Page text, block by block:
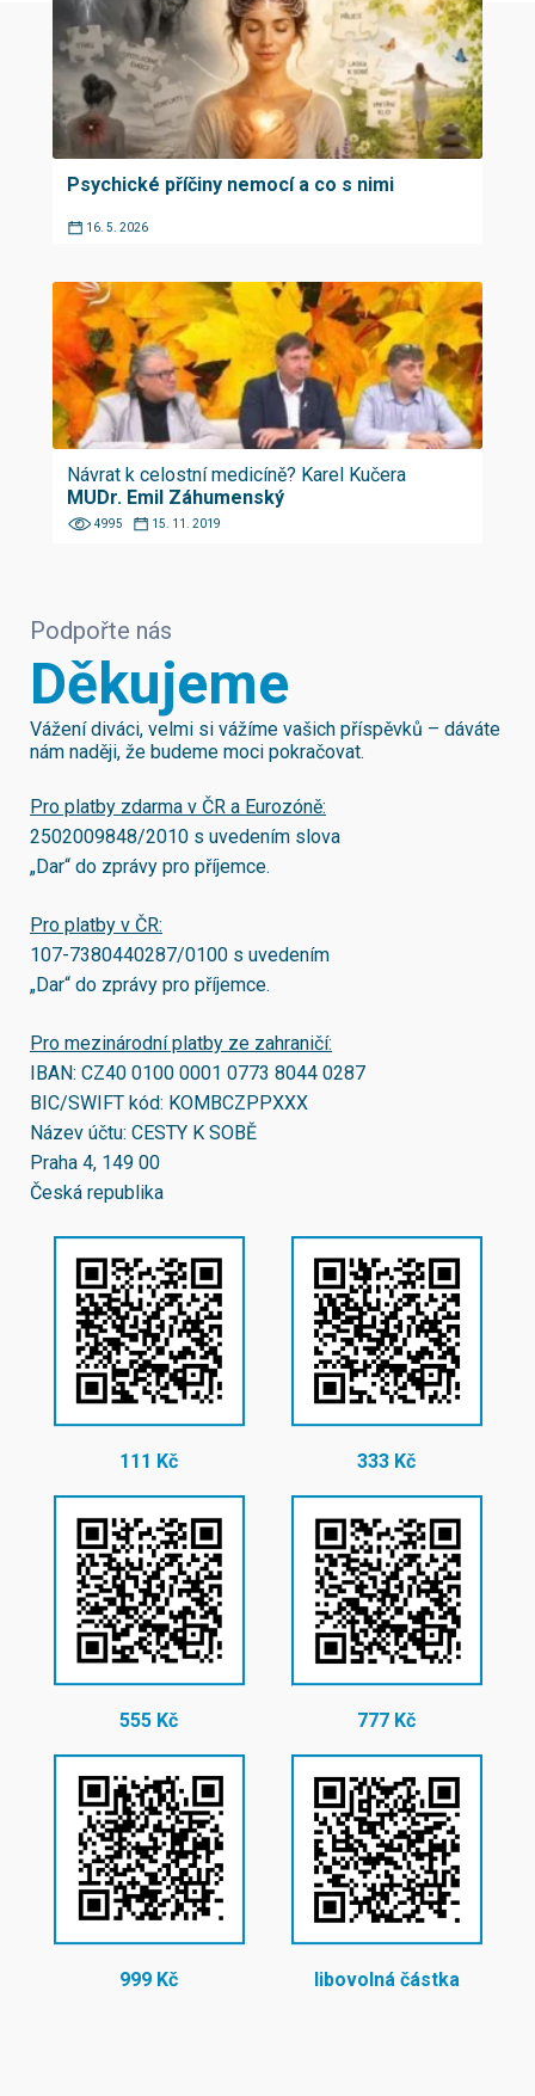
Psychické příčiny nemocí a co s nimi
16. 5. 2026
Návrat k celostní medicíně? Karel Kučera
MUDr. Emil Záhumenský
4995 15. 11. 2019
Podpořte nás
Děkujeme
Vážení diváci, velmi si vážíme vašich příspěvků – dáváte
nám naději, že budeme moci pokračovat.
Pro platby zdarma v ČR a Eurozóně:
2502009848/2010 s uvedením slova
„Dar“ do zprávy pro příjemce.
Pro platby v ČR:
107-7380440287/0100 s uvedením
„Dar“ do zprávy pro příjemce.
Pro mezinárodní platby ze zahraničí:
IBAN: CZ40 0100 0001 0773 8044 0287
BIC/SWIFT kód: KOMBCZPPXXX
Název účtu: CESTY K SOBĚ
Praha 4, 149 00
Česká republika
111 Kč 333 Kč
555 Kč 777 Kč
999 Kč libovolná částka